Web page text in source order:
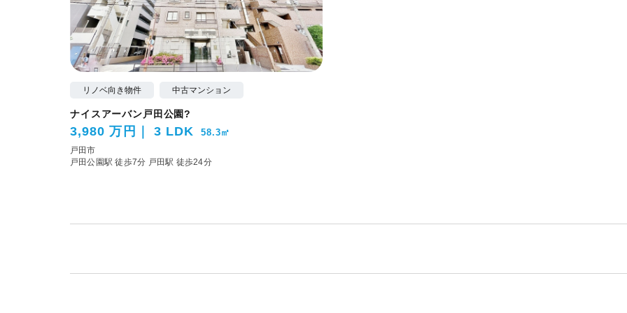
リノベ向き物件 中古マンション
ナイスアーバン戸田公園?
3,980 万円 3 LDK 58.3㎡
戸田市
戸田公園駅 徒歩7分 戸田駅 徒歩24分